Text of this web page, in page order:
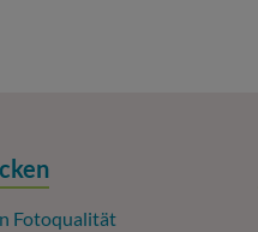
Fotoqualität